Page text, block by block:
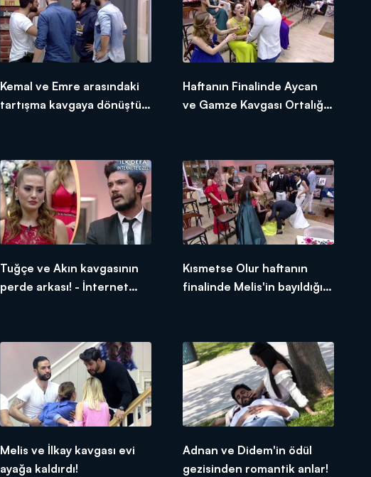
Kemal ve Emre arasındaki
tartışma kavgaya dönüştü!
Haftanın Finalinde Aycan
ve Gamze Kavgası Ortalığı
Tuğçe ve Akın kavgasının
perde arkası! - İnternet
Kısmetse Olur haftanın
finalinde Melis'in bayıldığı
Melis ve İlkay kavgası evi
ayağa kaldırdı!
Adnan ve Didem'in ödül
gezisinden romantik anlar!